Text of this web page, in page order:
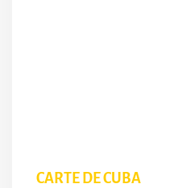
CARTE DE CUBA